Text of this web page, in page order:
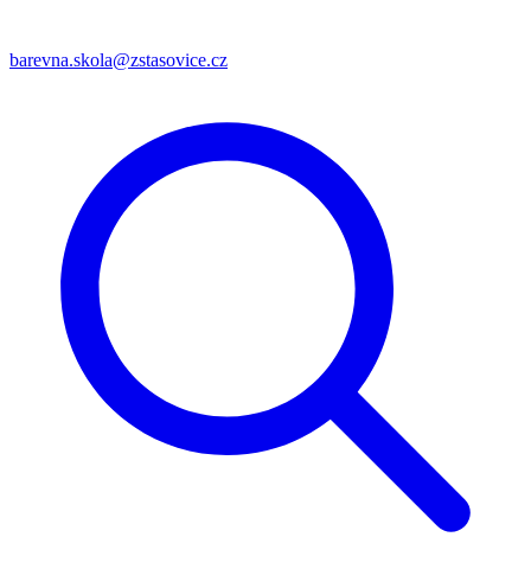
barevna.skola@zstasovice.cz